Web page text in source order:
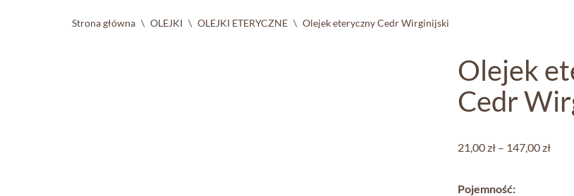
Strona główna \ OLEJKI \ OLEJKI ETERYCZNE \ Olejek eteryczny Cedr Wirginijski
Olejek
Cedr
21,00zł – 147,00zł
Pojemność: